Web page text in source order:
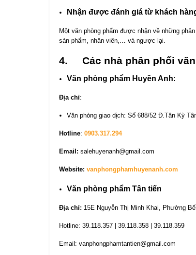
Nhận được đánh giá từ khách
Một văn phòng phẩm được nhận về những
sản phẩm, nhân viên,… và ngược lại.
4. Các nhà phân phối
Văn phòng phẩm Huyền Anh:
Địa chỉ:
Văn phòng giao dịch: Số 688/52 Đ.Tân Kỳ
Hotline: 0903.317.294
Email: salehuyenanh@gmail.com
Website: vanphongphamhuyenanh.com
Văn phòng phẩm Tân tiến
Địa chỉ: 15E Nguyễn Thị Minh Khai, Phường
Hotline: 39.118.357 | 39.118.358 | 39.118.359
Email: vanphongphamtantien@gmail.com